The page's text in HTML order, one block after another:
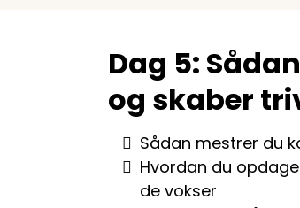
Dag 5:
og skaber
Sådan mestrer du
Hvordan du
de vokser